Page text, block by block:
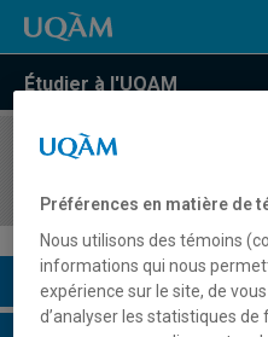
Étudier à l'UQAM
COURS//
Description du cours
Préférences en matière de
Nous utilisons des témoins
informations qui nous
expérience sur le site, de
d’analyser les statistiques